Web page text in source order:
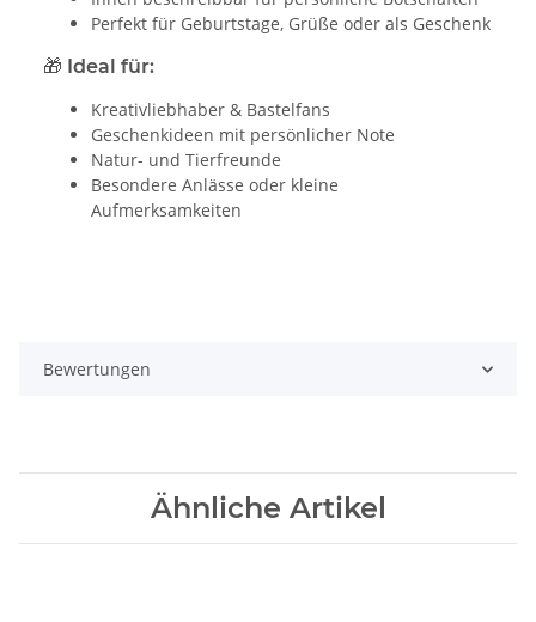
Perfekt für Geburtstage, Grüße oder als Geschenk
🎁 Ideal für:
Kreativliebhaber & Bastelfans
Geschenkideen mit persönlicher Note
Natur- und Tierfreunde
Besondere Anlässe oder kleine
Aufmerksamkeiten
Bewertungen
Ähnliche Artikel